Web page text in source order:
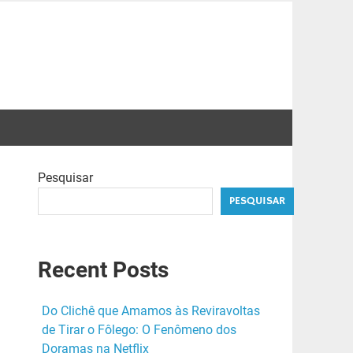
Pesquisar
PESQUISAR
Recent Posts
Do Clichê que Amamos às Reviravoltas
de Tirar o Fôlego: O Fenômeno dos
Doramas na Netflix